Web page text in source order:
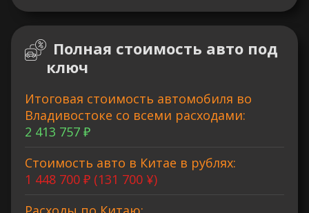
Полная стоимость авто под
ключ
Итоговая стоимость автомобиля во
Владивостоке со всеми расходами:
2 413 757 ₽
Стоимость авто в Китае в рублях:
1 448 700 ₽ (131 700 ¥)